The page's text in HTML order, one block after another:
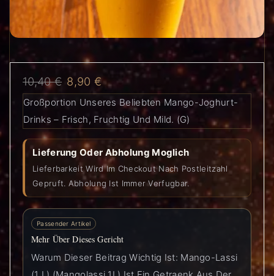
10,40€ 8,90 €
Großportion Unseres Beliebten Mango-Joghurt-
Drinks – Frisch, Fruchtig Und Mild. (G)
Lieferung Oder Abholung Moglich
Lieferbarkeit Wird Im Checkout Nach Postleitzahl
Gepruft. Abholung Ist Immer Verfugbar.
Passender Artikel
Mehr Über Dieses Gericht
Warum Dieser Beitrag Wichtig Ist: Mango-Lassi